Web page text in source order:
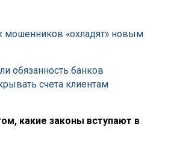
мошенников «охладят» новым
обязанность банков
счета клиентам
какие законы вступают в